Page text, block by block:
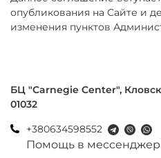
опубликования на Сайте и
изменения пунктов
БЦ "Carnegie Center",
01032
+380634598552
Помощь в